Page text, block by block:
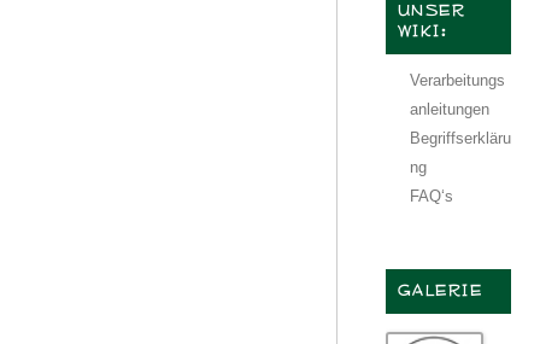
UNSER
WIKI:
Verarbeitungs
anleitungen
Begriffserkläru
ng
FAQ‘s
GALERIE